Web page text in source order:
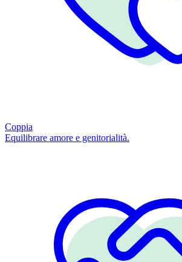
Coppia
Equilibrare amore e genitorialità.